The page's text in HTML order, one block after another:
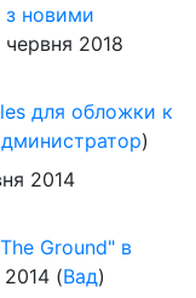
з новими
червня 2018
для обложки к
)
2014
Ground" в
(Вад)